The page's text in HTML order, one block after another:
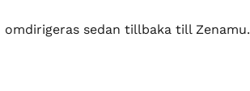
sedan tillbaka till Zenamu.